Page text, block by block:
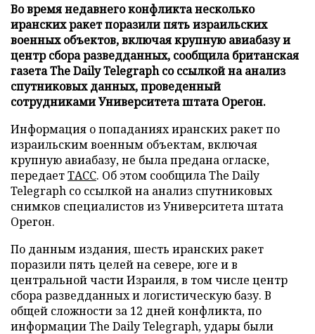
Во время недавнего конфликта несколько
иранских ракет поразили пять израильских
военных объектов, включая крупную авиабазу и
центр сбора разведданных, сообщила британская
газета The Daily Telegraph со ссылкой на анализ
спутниковых данных, проведенный
сотрудниками Университета штата Орегон.
Информация о попаданиях иранских ракет по
израильским военным объектам, включая
крупную авиабазу, не была предана огласке,
передаетТАСС. Об этом сообщила The Daily
Telegraph со ссылкой на анализ спутниковых
снимков специалистов из Университета штата
Орегон.
По данным издания, шесть иранских ракет
поразили пять целей на севере, юге и в
центральной части Израиля, в том числе центр
сбора разведданных и логистическую базу. В
общей сложности за 12 дней конфликта, по
информации The Daily Telegraph, удары были